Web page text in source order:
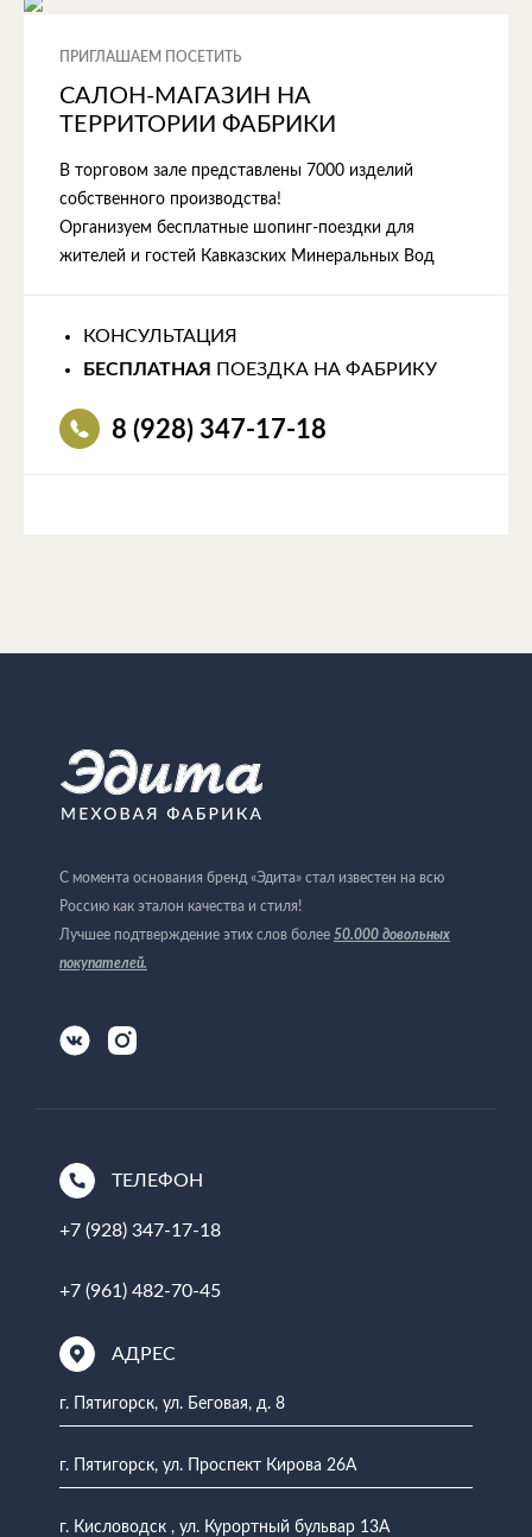
ПРИГЛАШАЕМ ПОСЕТИТЬ
САЛОН-МАГАЗИН НА
ТЕРРИТОРИИ ФАБРИКИ
В торговом зале представлены 7000 изделий
собственного производства!
Организуем бесплатные шопинг-поездки для
жителей и гостей Кавказских Минеральных Вод
КОНСУЛЬТАЦИЯ
БЕСПЛАТНАЯ
ПОЕЗДКА НА ФАБРИКУ
8 (928) 347-17-18
С момента основания бренд «Эдита» стал известен на всю
Россию как эталон качества и стиля!
Лучшее подтверждение этих слов более 50.000 довольных
покупателей.
ТЕЛЕФОН
+7 (928) 347-17-18
+7 (961) 482-70-45
АДРЕС
г. Пятигорск, ул. Беговая, д. 8
г. Пятигорск, ул. Проспект Кирова 26А
г. Кисловодск , ул. Курортный бульвар 13А